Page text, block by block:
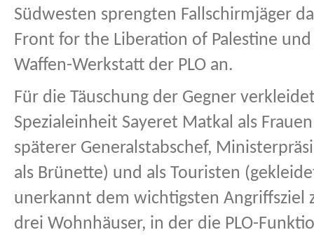
Südwesten sprengten Fallschirmjäger
Front for the Liberation of Palestine
Waffen-Werkstatt der PLO an.
Für die Täuschung der Gegner
Spezialeinheit Sayeret Matkal als
späterer Generalstabschef,
als Brünette) und als Touristen
unerkannt dem wichtigsten Angriffsziel
drei Wohnhäuser, in der die PLO-